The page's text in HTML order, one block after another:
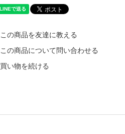
この商品を友達に教える
この商品について問い合わせる
買い物を続ける